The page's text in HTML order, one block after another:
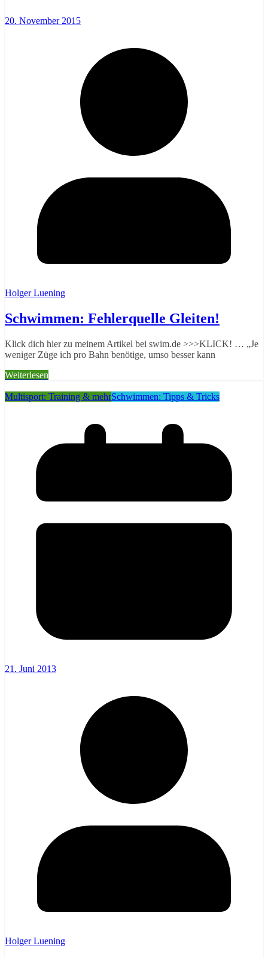
20. November 2015
Holger Luening
Schwimmen: Fehlerquelle Gleiten!
Klick dich hier zu meinem Artikel bei swim.de >>>KLICK! … „Je
weniger Züge ich pro Bahn benötige, umso besser kann
Weiterlesen
Multisport: Training & mehrSchwimmen: Tipps & Tricks
21. Juni 2013
Holger Luening